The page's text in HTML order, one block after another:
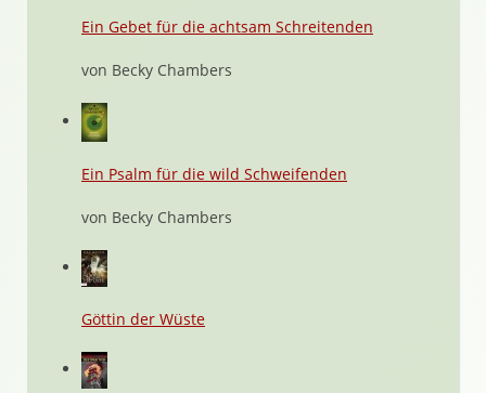
Ein Gebet für die achtsam Schreitenden
von Becky Chambers
Ein Psalm für die wild Schweifenden
von Becky Chambers
Göttin der Wüste